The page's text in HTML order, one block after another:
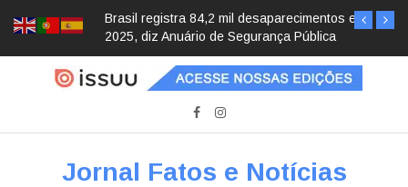
Brasil registra 84,2 mil desaparecimentos em
2025, diz Anuário de Segurança Pública
Jornal Fatos e Notícias